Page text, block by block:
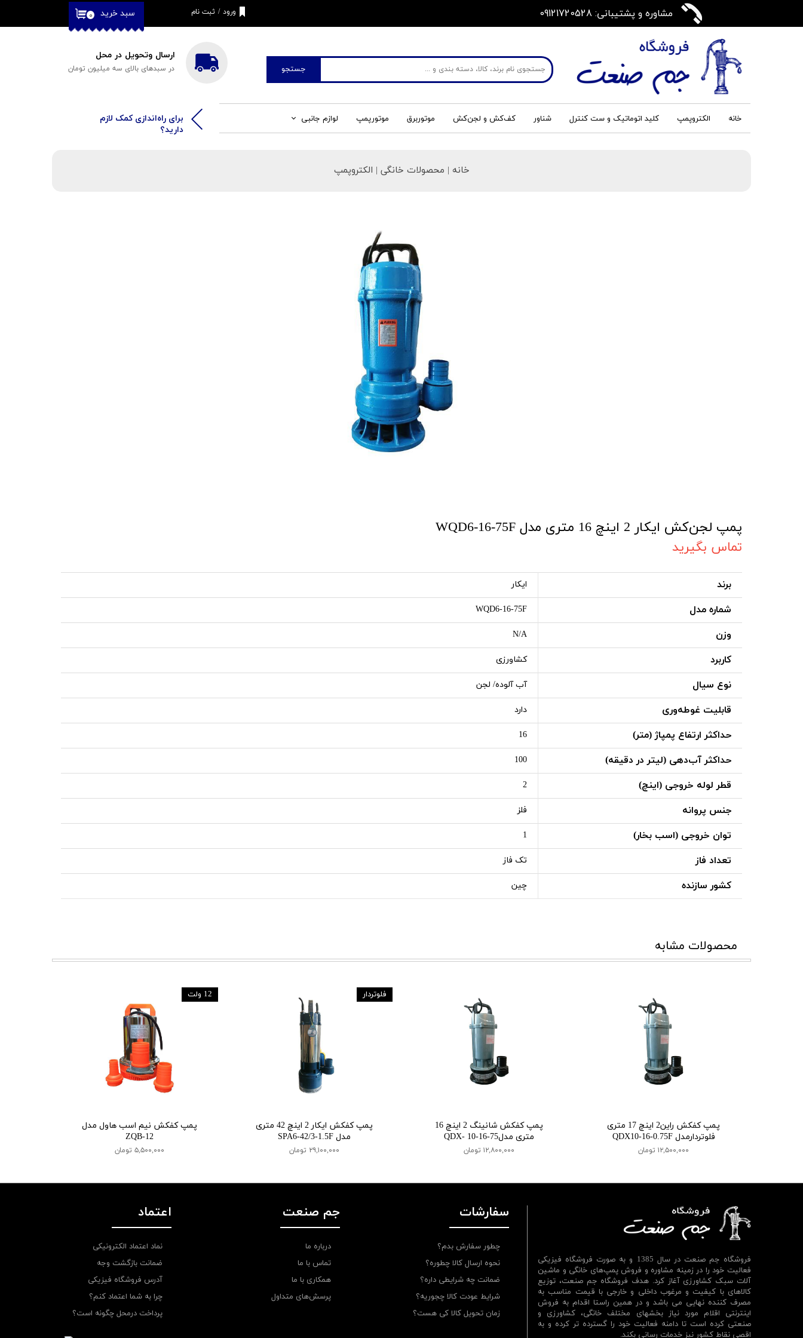
جستجو
ارسال وتحویل در محل
در سبدهای بالای سه میلیون تومان
مشاوره و پشتیبانی: 09121720528 ۰ سبد خرید ورود / ثبت نام
حساب کاربری من
سفارشات
کاربری
خانه الکتروپمپ کلید اتوماتیک و ست کنترل شناور کف‌کش و لجن‌کش موتوربرق موتورپمپ لوازم جانبی
​​برای راه‌اندازی کمک لازم
دارید؟
خانه | محصولات خانگی | الکتروپمپ
پمپ لجن‌کش ایکار 2 اینچ 16 متری مدل WQD6-16-75F
تماس بگیرید
برند ایکار
شماره مدل WQD6-16-75F
وزن N/A
کاربرد کشاورزی
نوع سیال آب آلوده/ لجن
قابلیت غوطه‌وری دارد
حداکثر ارتفاع پمپاژ (متر) 16
حداکثر آب‌دهی (لیتر در دقیقه) 100
قطر لوله خروجی (اینچ) 2
جنس پروانه فلز
توان خروجی (اسب بخار) 1
تعداد فاز تک فاز
کشور سازنده چین
محصولات مشابه
پمپ کفکش راین2 اینچ 17 متری
فلوتردارمدل QDX10-16-0.75F
۱۲,۵۰۰,۰۰۰ تومان
پمپ کفکش شانینگ 2 اینچ 16
متری مدلQDX- 10-16-75
۱۲,۸۰۰,۰۰۰ تومان
پمپ کفکش ایکار 2 اینچ 42 متری
مدل SPA6-42/3-1.5F
۲۹,۱۰۰,۰۰۰ تومان
فلوتردار
پمپ کفکش نیم اسب هاول مدل
ZQB-12
۵,۵۰۰,۰۰۰ تومان
12 ولت
فروشگاه جم صنعت در سال 1385 و به صورت فروشگاه فیزیکی
فعالیت خود را در زمینه مشاوره و فروش پمپ‌های خانگی و ماشین
آلات سبک کشاورزی آغاز کرد. هدف فروشگاه جم صنعت، توزیع
کالاهای با کیفیت و مرغوب داخلی و خارجی با قیمت مناسب به
مصرف کننده نهایی می باشد و در همین راستا اقدام به فروش
اینترنتی اقلام مورد نیاز بخشهای مختلف خانگی، کشاورزی و
صنعتی کرده است تا دامنه فعالیت خود را گسترده تر کرده و به
اقصی نقاط کشور نیز خدمات رسانی بکند.
سفارشات
چطور سفارش بدم؟
نحوه ارسال کالا چطوره؟
ضمانت چه شرایطی داره؟
شرایط عودت کالا چجوریه؟
زمان تحویل کالا کی هست؟
اعتماد
نماد اعتماد الکترونیکی
ضمانت بازگشت وجه
آدرس فروشگاه فیزیکی
چرا به شما اعتماد کنم؟
پرداخت درمحل چگونه است؟
جم صنعت
درباره ما
تماس با ما
همکاری با ما
پرسش‌های متداول